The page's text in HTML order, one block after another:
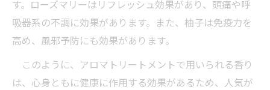
す。ローズマリーはリフレッシュ効果があり、頭痛や呼
吸器系の不調に効果があります。また、柚子は免疫力を
高め、風邪予防にも効果があります。
このように、アロマトリートメントで用いられる香り
は、心身ともに健康に作用する効果があるため、人気が